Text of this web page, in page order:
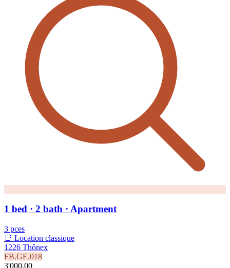
1 bed · 2 bath · Apartment
3 pces
📑 Location classique
1226 Thônex
FB.GE.018
3'000.00